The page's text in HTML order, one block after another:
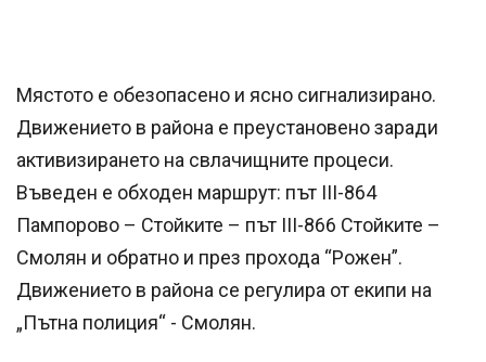
Мястото е обезопасено и ясно сигнализирано.
Движението в района е преустановено заради
активизирането на свлачищните процеси.
Въведен е обходен маршрут: път III-864
Пампорово – Стойките – път III-866 Стойките –
Смолян и обратно и през прохода “Рожен”.
Движението в района се регулира от екипи на
„Пътна полиция“ - Смолян.